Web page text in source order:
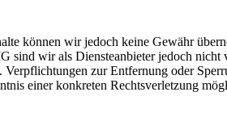
können wir jedoch keine Gewähr
wir als Diensteanbieter jedoch nicht
zur Entfernung oder
einer konkreten Rechtsverletzung